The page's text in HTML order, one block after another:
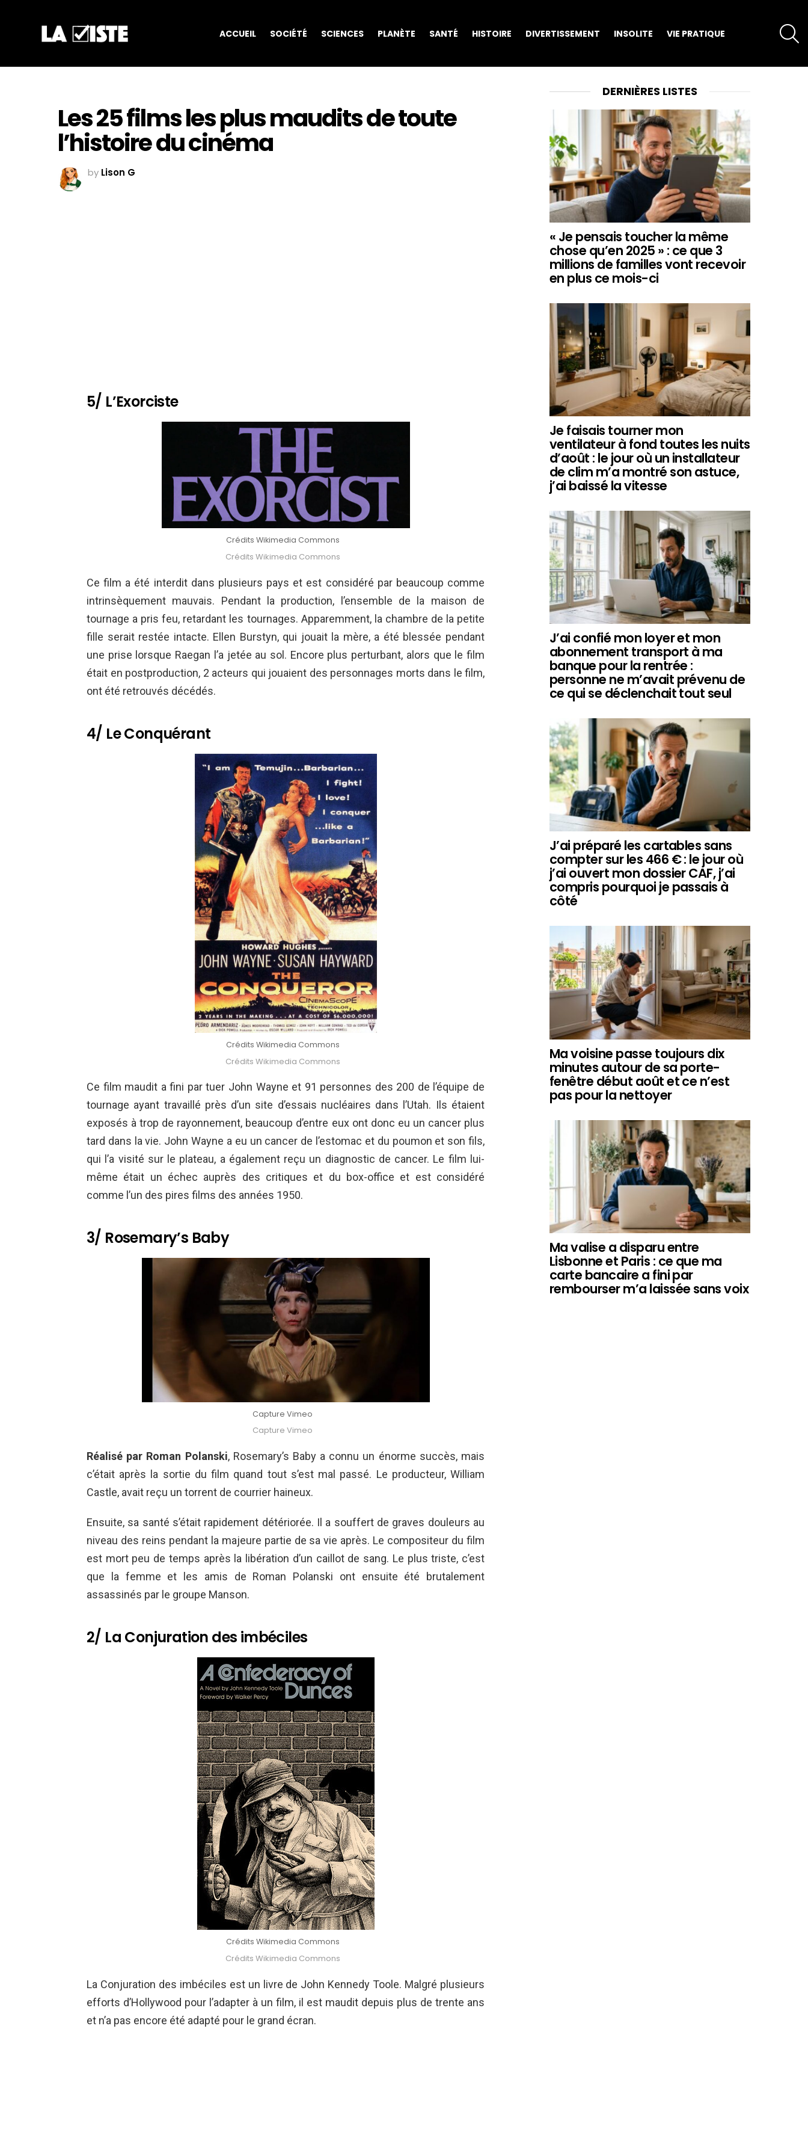
ACCUEIL SOCIÉTÉ SCIENCES PLANÈTE SANTÉ HISTOIRE DIVERTISSEMENT INSOLITE VIE PRATIQUE
Les 25 films les plus maudits de toute
l’histoire du cinéma
by Lison G
5/ L’Exorciste
Crédits Wikimedia Commons
Crédits Wikimedia Commons
Ce film a été interdit dans plusieurs pays et est considéré par beaucoup comme
intrinsèquement mauvais. Pendant la production, l’ensemble de la maison de
tournage a pris feu, retardant les tournages. Apparemment, la chambre de la petite
fille serait restée intacte. Ellen Burstyn, qui jouait la mère, a été blessée pendant
une prise lorsque Raegan l’a jetée au sol. Encore plus perturbant, alors que le film
était en postproduction, 2 acteurs qui jouaient des personnages morts dans le film,
ont été retrouvés décédés.
4/ Le Conquérant
Crédits Wikimedia Commons
Crédits Wikimedia Commons
Ce film maudit a fini par tuer John Wayne et 91 personnes des 200 de l’équipe de
tournage ayant travaillé près d’un site d’essais nucléaires dans l’Utah. Ils étaient
exposés à trop de rayonnement, beaucoup d’entre eux ont donc eu un cancer plus
tard dans la vie. John Wayne a eu un cancer de l’estomac et du poumon et son fils,
qui l’a visité sur le plateau, a également reçu un diagnostic de cancer. Le film lui-
même était un échec auprès des critiques et du box-office et est considéré
comme l’un des pires films des années 1950.
3/ Rosemary’s Baby
Capture Vimeo
Capture Vimeo
Réalisé par Roman Polanski, Rosemary’s Baby a connu un énorme succès, mais
c’était après la sortie du film quand tout s’est mal passé. Le producteur, William
Castle, avait reçu un torrent de courrier haineux.
Ensuite, sa santé s’était rapidement détériorée. Il a souffert de graves douleurs au
niveau des reins pendant la majeure partie de sa vie après. Le compositeur du film
est mort peu de temps après la libération d’un caillot de sang. Le plus triste, c’est
que la femme et les amis de Roman Polanski ont ensuite été brutalement
assassinés par le groupe Manson.
2/ La Conjuration des imbéciles
Crédits Wikimedia Commons
Crédits Wikimedia Commons
La Conjuration des imbéciles est un livre de John Kennedy Toole. Malgré plusieurs
efforts d’Hollywood pour l’adapter à un film, il est maudit depuis plus de trente ans
et n’a pas encore été adapté pour le grand écran.
DERNIÈRES LISTES
« Je pensais toucher la même
chose qu’en 2025 » : ce que 3
millions de familles vont recevoir
en plus ce mois-ci
Je faisais tourner mon
ventilateur à fond toutes les nuits
d’août : le jour où un installateur
de clim m’a montré son astuce,
j’ai baissé la vitesse
J’ai confié mon loyer et mon
abonnement transport à ma
banque pour la rentrée :
personne ne m’avait prévenu de
ce qui se déclenchait tout seul
J’ai préparé les cartables sans
compter sur les 466 € : le jour où
j’ai ouvert mon dossier CAF, j’ai
compris pourquoi je passais à
côté
Ma voisine passe toujours dix
minutes autour de sa porte-
fenêtre début août et ce n’est
pas pour la nettoyer
Ma valise a disparu entre
Lisbonne et Paris : ce que ma
carte bancaire a fini par
rembourser m’a laissée sans voix